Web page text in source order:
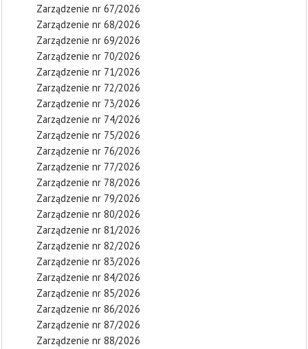
Zarządzenie nr 67/2026
Zarządzenie nr 68/2026
Zarządzenie nr 69/2026
Zarządzenie nr 70/2026
Zarządzenie nr 71/2026
Zarządzenie nr 72/2026
Zarządzenie nr 73/2026
Zarządzenie nr 74/2026
Zarządzenie nr 75/2026
Zarządzenie nr 76/2026
Zarządzenie nr 77/2026
Zarządzenie nr 78/2026
Zarządzenie nr 79/2026
Zarządzenie nr 80/2026
Zarządzenie nr 81/2026
Zarządzenie nr 82/2026
Zarządzenie nr 83/2026
Zarządzenie nr 84/2026
Zarządzenie nr 85/2026
Zarządzenie nr 86/2026
Zarządzenie nr 87/2026
Zarządzenie nr 88/2026